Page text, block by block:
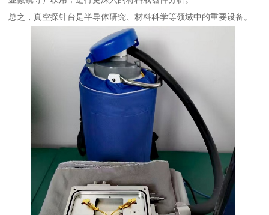
总之，真空探针台是半导体研究、材料科学等领域中的重要设备。